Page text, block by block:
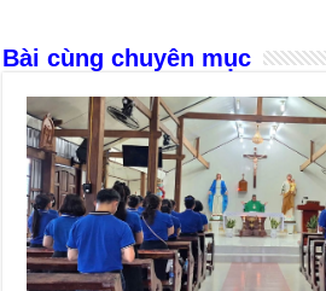
Bài cùng chuyên mục